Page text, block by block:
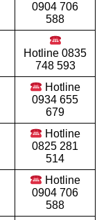
0904 706
588
Hotline 0835
748 593
Hotline
0934 655
679
Hotline
0825 281
514
Hotline
0904 706
588